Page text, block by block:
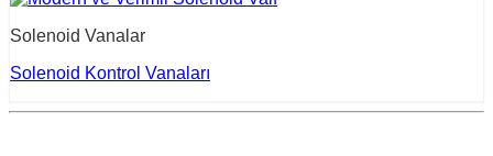
Solenoid Vanalar
Solenoid Kontrol Vanaları